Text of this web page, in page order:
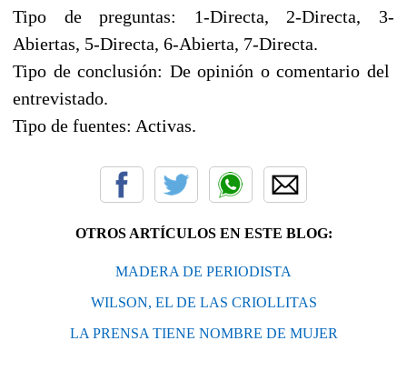
Tipo de preguntas: 1-Directa, 2-Directa, 3-
Abiertas, 5-Directa, 6-Abierta, 7-Directa.
Tipo de conclusión: De opinión o comentario del
entrevistado.
Tipo de fuentes: Activas.
OTROS ARTÍCULOS EN ESTE BLOG:
MADERA DE PERIODISTA
WILSON, EL DE LAS CRIOLLITAS
LA PRENSA TIENE NOMBRE DE MUJER